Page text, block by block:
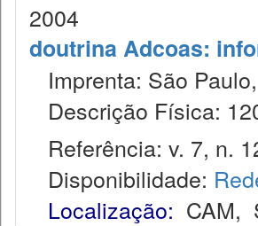
2004
doutrina Adcoas:
Imprenta: São
Descrição Física:
Referência: v. 7, n.
Disponibilidade:
Localização: CAM,